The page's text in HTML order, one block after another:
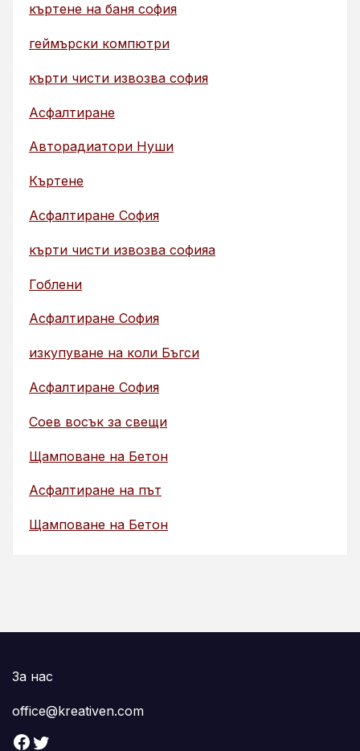
къртене на баня софия
геймърски компютри
кърти чисти извозва софия
Асфалтиране
Авторадиатори Нуши
Къртене
Асфалтиране София
кърти чисти извозва софияа
Гоблени
Асфалтиране София
изкупуване на коли Бъгси
Асфалтиране София
Соев восък за свещи
Щамповане на Бетон
Асфалтиране на път
Щамповане на Бетон
За нас
office@kreativen.com
Facebook Twitter